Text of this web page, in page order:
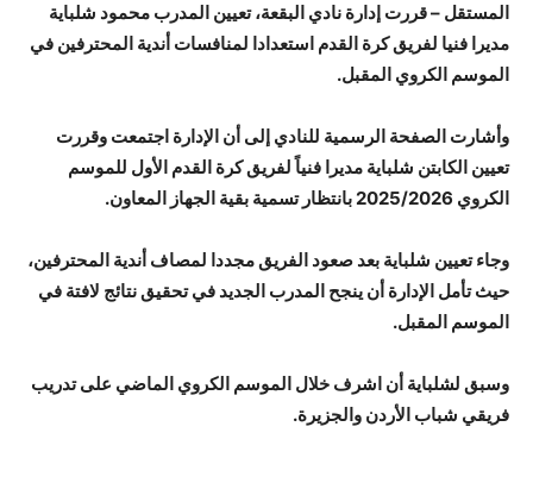
المستقل – قررت إدارة نادي البقعة، تعيين المدرب محمود شلباية
مديرا فنيا لفريق كرة القدم استعدادا لمنافسات أندية المحترفين في
الموسم الكروي المقبل.
وأشارت الصفحة الرسمية للنادي إلى أن الإدارة اجتمعت وقررت
تعيين الكابتن شلباية مديرا فنياً لفريق كرة القدم الأول للموسم
الكروي 2025/2026 بانتظار تسمية بقية الجهاز المعاون.
وجاء تعيين شلباية بعد صعود الفريق مجددا لمصاف أندية المحترفين،
حيث تأمل الإدارة أن ينجح المدرب الجديد في تحقيق نتائج لافتة في
الموسم المقبل.
وسبق لشلباية أن اشرف خلال الموسم الكروي الماضي على تدريب
فريقي شباب الأردن والجزيرة.